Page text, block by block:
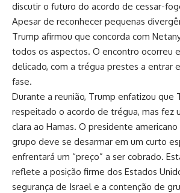
discutir o futuro do acordo de cessar-
Apesar de reconhecer pequenas
Trump afirmou que concorda com
todos os aspectos. O encontro ocorreu
delicado, com a trégua prestes a entrar
fase.
Durante a reunião, Trump enfatizou que
respeitado o acordo de trégua, mas fez
clara ao Hamas. O presidente
grupo deve se desarmar em um curto
enfrentará um “preço” a ser cobrado.
reflete a posição firme dos Estados
segurança de Israel e a contenção de